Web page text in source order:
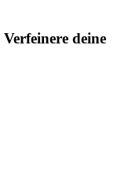
Verfeinere deine